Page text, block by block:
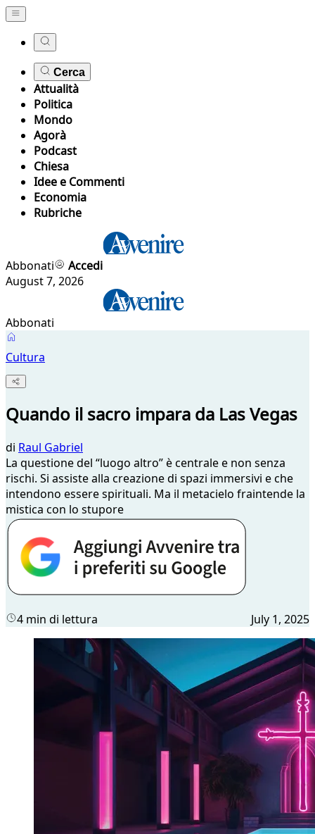
Cerca
Attualità
Politica
Mondo
Agorà
Podcast
Chiesa
Idee e Commenti
Economia
Rubriche
Abbonati
Accedi
August 7, 2026
Abbonati
Cultura
Quando il sacro impara da Las Vegas
di Raul Gabriel
La questione del “luogo altro” è centrale e non senza
rischi. Si assiste alla creazione di spazi immersivi e che
intendono essere spirituali. Ma il metacielo fraintende la
mistica con lo stupore
4 min di lettura July 1, 2025